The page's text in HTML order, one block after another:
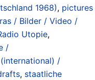
1968), pictures
/ Bilder / Video /
Utopie,
/
/
, staatliche